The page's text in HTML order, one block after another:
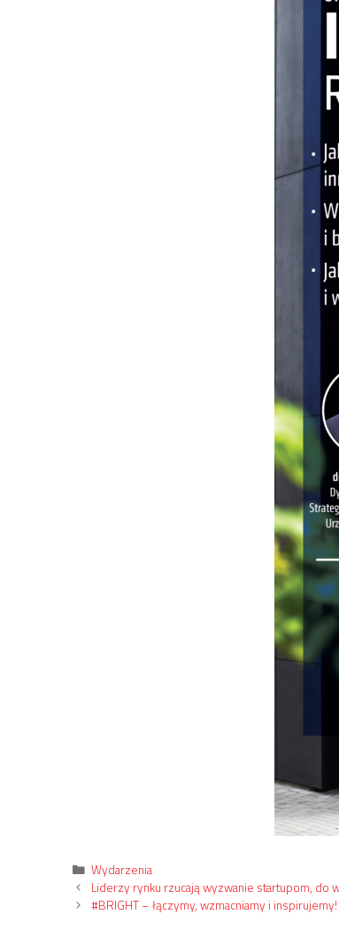
Kategorie
Wydarzenia
Liderzy rynku rzucają wyzwanie startupom, do
#BRIGHT – łączymy, wzmacniamy i inspirujemy!